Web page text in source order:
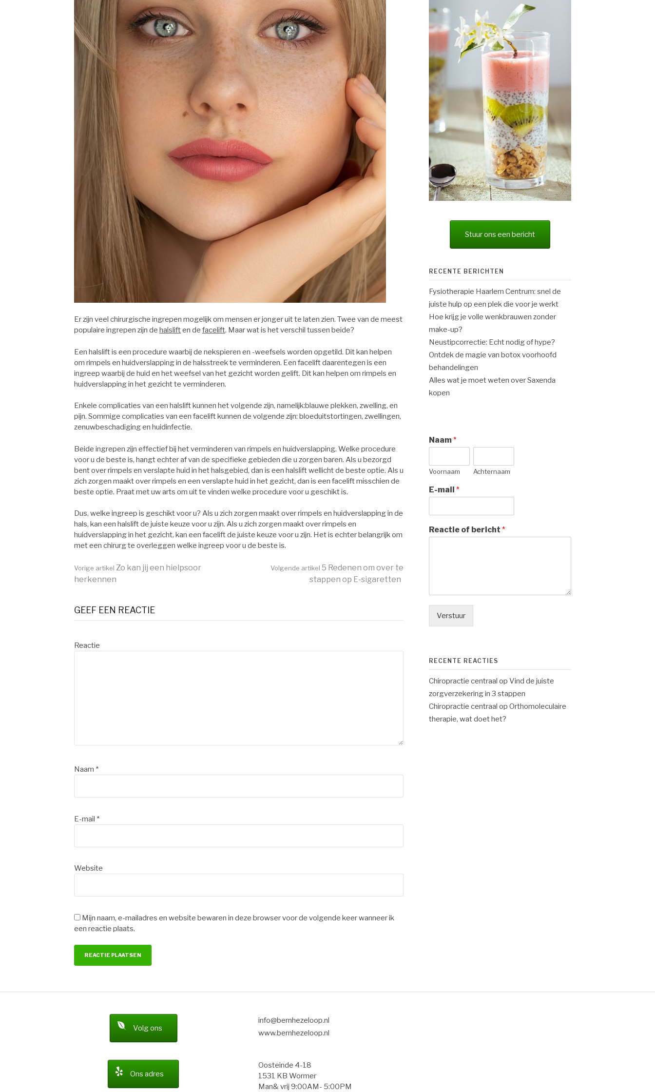
Er zijn veel chirurgische ingrepen mogelijk om mensen er jonger uit te laten zien. Twee van de meest
populaire ingrepen zijn de halsliften de facelift. Maar wat is het verschil tussen beide?
Een halslift is een procedure waarbij de nekspieren en -weefsels worden opgetild. Dit kan helpen
om rimpels en huidverslapping in de halsstreek te verminderen. Een facelift daarentegen is een
ingreep waarbij de huid en het weefsel van het gezicht worden gelift. Dit kan helpen om rimpels en
huidverslapping in het gezicht te verminderen.
Enkele complicaties van een halslift kunnen het volgende zijn, namelijk:blauwe plekken, zwelling, en
pijn. Sommige complicaties van een facelift kunnen de volgende zijn: bloeduitstortingen, zwellingen,
zenuwbeschadiging en huidinfectie.
Beide ingrepen zijn effectief bij het verminderen van rimpels en huidverslapping. Welke procedure
voor u de beste is, hangt echter af van de specifieke gebieden die u zorgen baren. Als u bezorgd
bent over rimpels en verslapte huid in het halsgebied, dan is een halslift wellicht de beste optie. Als u
zich zorgen maakt over rimpels en een verslapte huid in het gezicht, dan is een facelift misschien de
beste optie. Praat met uw arts om uit te vinden welke procedure voor u geschikt is.
Dus, welke ingreep is geschikt voor u? Als u zich zorgen maakt over rimpels en huidverslapping in de
hals, kan een halslift de juiste keuze voor u zijn. Als u zich zorgen maakt over rimpels en
huidverslapping in het gezicht, kan een facelift de juiste keuze voor u zijn. Het is echter belangrijk om
met een chirurg te overleggen welke ingreep voor u de beste is.
Verder
lezen
Vorige artikel Zo kan jij een hielpsoor
herkennen
Volgende artikel 5 Redenen om over te
stappen op E-sigaretten
GEEF EEN REACTIE
Reactie
Naam *
E-mail *
Website
Mijn naam, e-mailadres en website bewaren in deze browser voor de volgende keer wanneer ik
een reactie plaats.
Stuur ons een bericht
RECENTE BERICHTEN
Fysiotherapie Haarlem Centrum: snel de
juiste hulp op een plek die voor je werkt
Hoe krijg je volle wenkbrauwen zonder
make-up?
Neustipcorrectie: Echt nodig of hype?
Ontdek de magie van botox voorhoofd
behandelingen
Alles wat je moet weten over Saxenda
kopen
Naam*
Voornaam Achternaam
E-mail *
Reactie of bericht *
Verstuur
RECENTE REACTIES
Chiropractie centraal op Vind de juiste
zorgverzekering in 3 stappen
Chiropractie centraal op Orthomoleculaire
therapie, wat doet het?
Volg ons
info@bernhezeloop.nl
www.bernhezeloop.nl
Ons adres
Oosteinde 4-18
1531 KB Wormer
Man& vrij 9:00AM- 5:00PM